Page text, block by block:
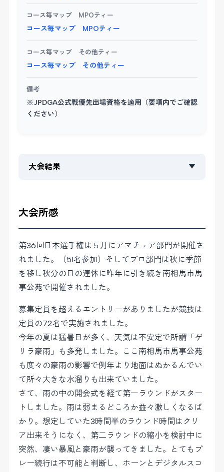
コース毎マップ MPOティー
コース毎マップ MPOティー
コース毎マップ その他ティー
コース毎マップ その他ティー
備考
※JPDGA公式戦優先出場資格を適用（要項内でご確認
ください）
大会結果 ▼
大会所感
第36回日本選手権は５月にアマチュア部門が開催さ
れました。（51名参加）そしてプロ部門は秋に季節
を移し秋分の日の連休に昨年に引き続き南相馬市馬
事公苑で開催されました。
募集定員を超えるエントリーがありましたが競技は
定員の72名で実施されました。
今年の夏は猛暑日が多く、天気は不安定で所謂「ゲ
リラ豪雨」も多発しました。ここ南相馬市馬事公苑
も度々の豪雨の影響で例年より地面はぬかるんでい
て所々大きな水溜りも出来ていました。
さて、雨の中の開会式を経て第一ラウンドがスター
トしました。雨は弱まるどころか益々激しくなるば
かり。想定していた3時間半のラウンド時間はクリ
ア出来そうになく、第二ラウンドの縮小を検討中に
突然、凄い暴風と豪雨が襲ってきました。とてもプ
レー続行は不可能と判断し、ホーンとデジタルスコ